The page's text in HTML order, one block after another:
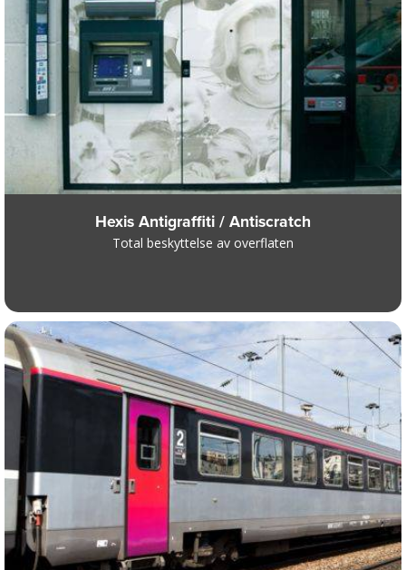
Hexis Antigraffiti / Antiscratch
Total beskyttelse av overflaten